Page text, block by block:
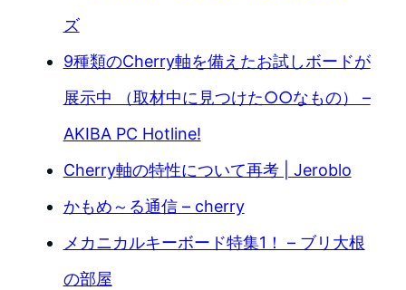
ズ
9種類のCherry軸を備えたお試しボードが
展示中 （取材中に見つけた○○なもの） –
AKIBA PC Hotline!
Cherry軸の特性について再考 | Jeroblo
かもめ～る通信 – cherry
メカニカルキーボード特集1！ – ブリ大根
の部屋